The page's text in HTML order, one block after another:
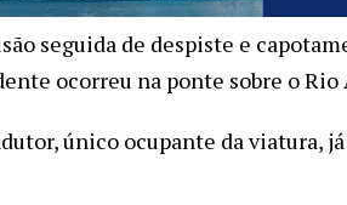
seguida de despiste e
ocorreu na ponte sobre o Rio
único ocupante da viatura,